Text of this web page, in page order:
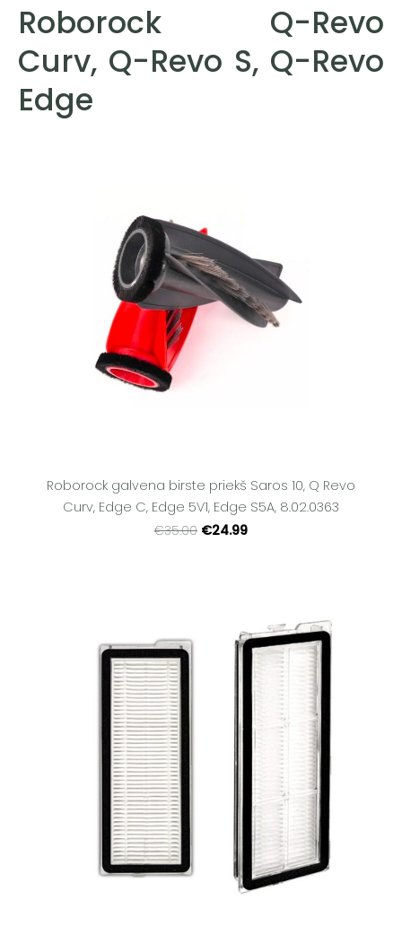
Roborock Q-Revo
Curv, Q-Revo S, Q-Revo
Edge
Roborock galvena birste priekš Saros 10, Q Revo
Curv, Edge C, Edge 5V1, Edge S5A, 8.02.0363
€35.00 €24.99